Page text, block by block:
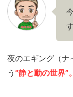
す
夜のエギング（ナ
う “静と動の世界”。